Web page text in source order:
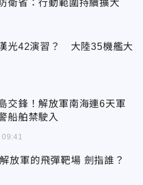
衛省：行動範圍持續擴大
光42演習？ 大陸35機艦大
交鋒！解放軍南海連6天軍
船舶禁駛入
放軍的飛彈靶場 劍指誰？